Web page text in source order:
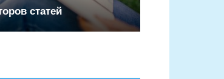
статей